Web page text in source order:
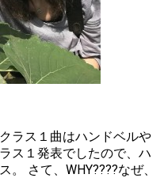
ラス１曲はハンドベルや
ス１発表でしたので、ハ
さて、WHY????なぜ、